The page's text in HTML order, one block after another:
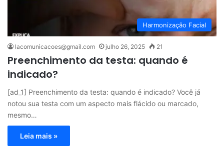
Harmonização Facial
lacomunicacoes@gmail.com julho 26, 2025 21
Preenchimento da testa: quando é
indicado?
[ad_1] Preenchimento da testa: quando é indicado? Você já
notou sua testa com um aspecto mais flácido ou marcado,
mesmo…
Leia mais »